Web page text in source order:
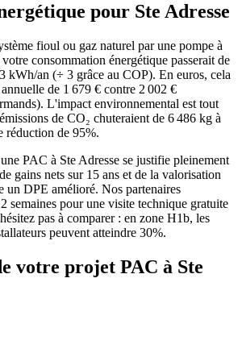
pour Ste Adresse
fioul ou gaz naturel par une pompe à
consommation énergétique passerait de
kWh/an (÷ 3 grâce au COP). En euros, cela
de 1 679 € contre 2 002 €
L'impact environnemental est tout
de CO₂ chuteraient de 6 486 kg à
réduction de 95%.
PAC à Ste Adresse se justifie pleinement
gains nets sur 15 ans et de la valorisation
un DPE amélioré. Nos partenaires
semaines pour une visite technique gratuite
pas à comparer : en zone H1b, les
peuvent atteindre 30%.
votre projet PAC à Ste